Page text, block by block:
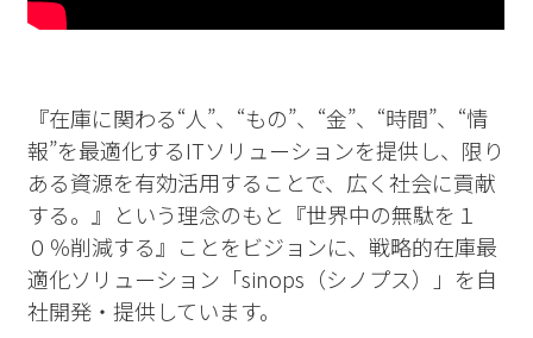
『在庫に関わる“人”、“もの”、“金”、“時間”、“情
報”を最適化するITソリューションを提供し、限り
ある資源を有効活用することで、広く社会に貢献
する。』という理念のもと『世界中の無駄を１
０％削減する』ことをビジョンに、戦略的在庫最
適化ソリューション「sinops（シノプス）」を自
社開発・提供しています。